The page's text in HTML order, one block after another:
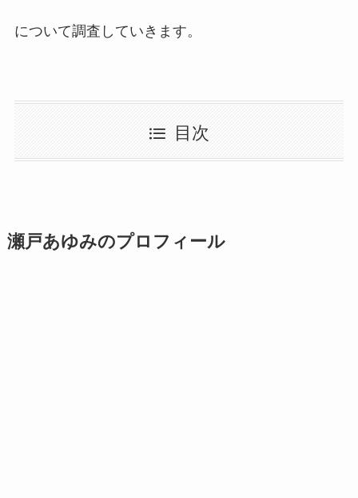
について調査していきます。
目次
瀬戸あゆみのプロフィール